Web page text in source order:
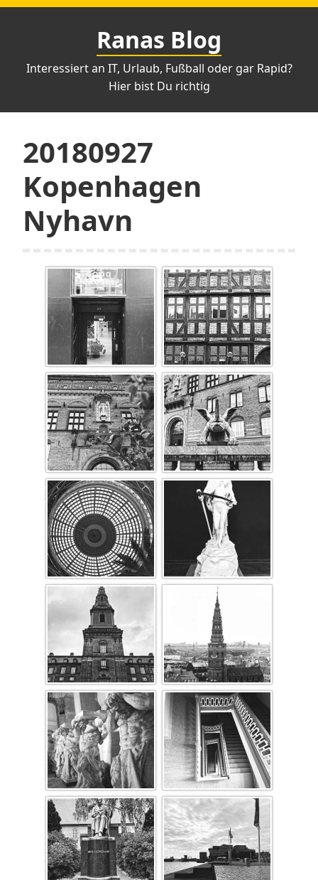
Zum
Ranas Blog
Interessiert an IT, Urlaub, Fußball oder gar Rapid?
Hier bist Du richtig
20180927
Kopenhagen
Nyhavn